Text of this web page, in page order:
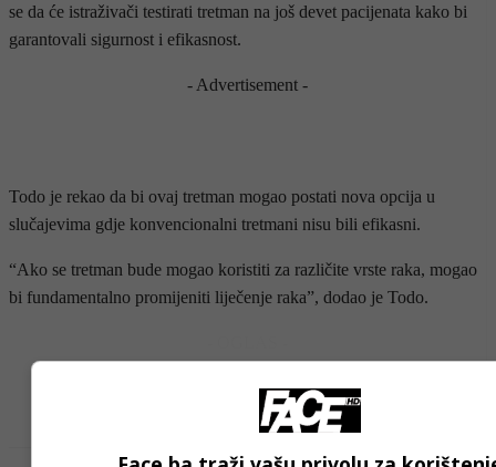
se da će istraživači testirati tretman na još devet pacijenata kako bi
garantovali sigurnost i efikasnost.
- Advertisement -
Todo je rekao da bi ovaj tretman mogao postati nova opcija u
slučajevima gdje konvencionalni tretmani nisu bili efikasni.
“Ako se tretman bude mogao koristiti za različite vrste raka, mogao
bi fundamentalno promijeniti liječenje raka”, dodao je Todo.